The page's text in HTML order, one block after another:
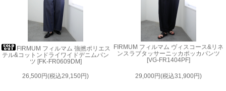
FIRMUM フィルマム 強撚ポリエス
テル&コットンドライワイドデニムパン
ツ [FK-FR0609DM]
26,500円(税込29,150円)
FIRMUM フィルマム ヴィスコース&リネ
ンスラブタッサーニッカポッカパンツ
[VG-FR1404PF]
29,000円(税込31,900円)